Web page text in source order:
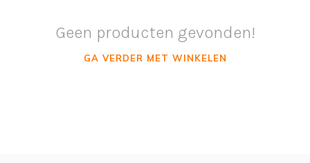
Geen producten gevonden!
GA VERDER MET WINKELEN